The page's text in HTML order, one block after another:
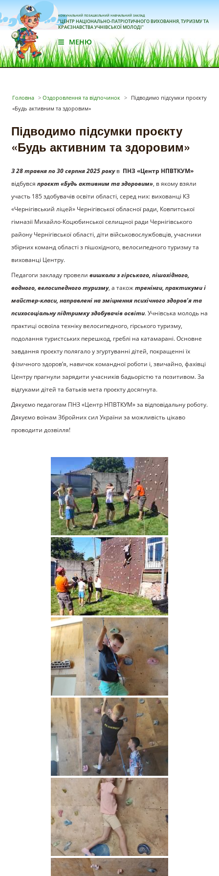
КОМУНАЛЬНИЙ ПОЗАШКІЛЬНИЙ НАВЧАЛЬНИЙ ЗАКЛАД
"ЦЕНТР НАЦІОНАЛЬНО-ПАТРІОТИЧНОГО ВИХОВАННЯ, ТУРИЗМУ ТА
КРАЄЗНАВСТВА УЧНІВСЬКОЇ МОЛОДІ"
МЕНЮ
Головна > Оздоровлення та відпочинок > Підводимо підсумки проєкту
«Будь активним та здоровим»
Підводимо підсумки проєкту
«Будь активним та здоровим»
З 28 травня по 30 серпня 2025 рокув ПНЗ «Центр НПВТКУМ»
відбувся проєкт «Будь активним та здоровим», в якому взяли
участь 185 здобувачів освіти області, серед них: вихованці КЗ
«Чернігівський ліцей» Чернігівської обласної ради, Ковпитської
гімназії Михайло-Коцюбинської селищної ради Чернігівського
району Чернігівської області, діти військовослужбовців, учасники
збірних команд області з пішохідного, велосипедного туризму та
вихованці Центру.
Педагоги закладу провели вишколи з гірського, пішохідного,
водного, велосипедного туризму, а також тренінги, практикуми і
майстер-класи, направлені на зміцнення психічного здоров’я та
психосоціальну підтримку здобувачів освіти. Учнівська молодь на
практиці освоїла техніку велосипедного, гірського туризму,
подолання туристських перешкод, греблі на катамарані. Основне
завдання проєкту полягало у згуртуванні дітей, покращенні їх
фізичного здоров’я, навичок командної роботи і, звичайно, фахівці
Центру прагнули зарядити учасників бадьорістю та позитивом. За
відгуками дітей та батьків мета проєкту досягнута.
Дякуємо педагогам ПНЗ «Центр НПВТКУМ» за відповідальну роботу.
Дякуємо воїнам Збройних сил України за можливість цікаво
проводити дозвілля!